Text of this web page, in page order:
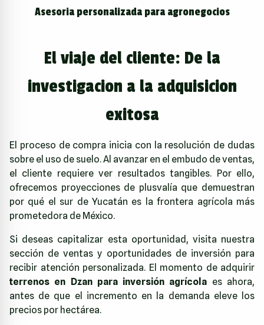
Asesoria personalizada para agronegocios
El viaje del cliente: De la
investigacion a la adquisicion
exitosa
El proceso de compra inicia con la resolución de dudas
sobre el uso de suelo. Al avanzar en el embudo de ventas,
el cliente requiere ver resultados tangibles. Por ello,
ofrecemos proyecciones de plusvalía que demuestran
por qué el sur de Yucatán es la frontera agrícola más
prometedora de México.
Si deseas capitalizar esta oportunidad, visita nuestra
sección deventas y oportunidades de inversión para
recibir atención personalizada. El momento de adquirir
terrenos en Dzan para inversión agrícola es ahora,
antes de que el incremento en la demanda eleve los
precios por hectárea.